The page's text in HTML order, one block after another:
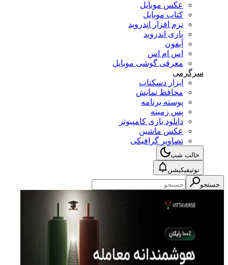
عکس موبایل
کتاب موبایل
نرم افزار اندروید
بازی اندروید
آیفون
اس ام اس
معرفی گوشی موبایل
سرگرمی
ابزار دسکتاپ
محافظ نمایش
پوسته برنامه
پس زمینه
دانلود بازی کامپیوتر
عکس ماشین
تصاویر گرافیکی
حالت شب
نوتیفیکیشن
جستجو